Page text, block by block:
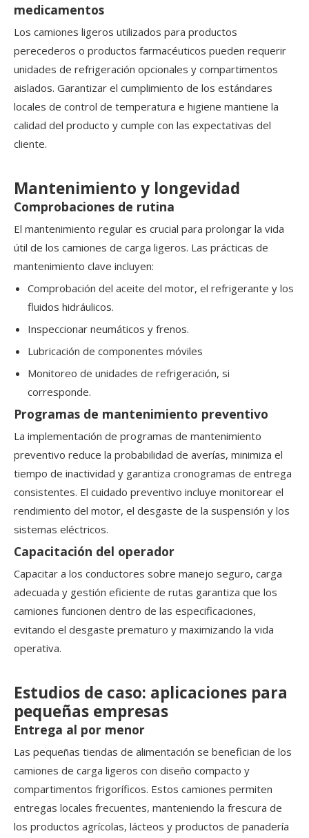
medicamentos
Los camiones ligeros utilizados para productos
perecederos o productos farmacéuticos pueden requerir
unidades de refrigeración opcionales y compartimentos
aislados. Garantizar el cumplimiento de los estándares
locales de control de temperatura e higiene mantiene la
calidad del producto y cumple con las expectativas del
cliente.
Mantenimiento y longevidad
Comprobaciones de rutina
El mantenimiento regular es crucial para prolongar la vida
útil de los camiones de carga ligeros. Las prácticas de
mantenimiento clave incluyen:
Comprobación del aceite del motor, el refrigerante y los
fluidos hidráulicos.
Inspeccionar neumáticos y frenos.
Lubricación de componentes móviles
Monitoreo de unidades de refrigeración, si
corresponde.
Programas de mantenimiento preventivo
La implementación de programas de mantenimiento
preventivo reduce la probabilidad de averías, minimiza el
tiempo de inactividad y garantiza cronogramas de entrega
consistentes. El cuidado preventivo incluye monitorear el
rendimiento del motor, el desgaste de la suspensión y los
sistemas eléctricos.
Capacitación del operador
Capacitar a los conductores sobre manejo seguro, carga
adecuada y gestión eficiente de rutas garantiza que los
camiones funcionen dentro de las especificaciones,
evitando el desgaste prematuro y maximizando la vida
operativa.
Estudios de caso: aplicaciones para
pequeñas empresas
Entrega al por menor
Las pequeñas tiendas de alimentación se benefician de los
camiones de carga ligeros con diseño compacto y
compartimentos frigoríficos. Estos camiones permiten
entregas locales frecuentes, manteniendo la frescura de
los productos agrícolas, lácteos y productos de panadería